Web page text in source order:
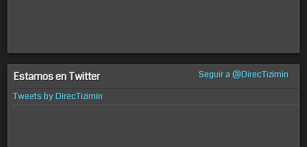
Estamos en Twitter
Seguir a @DirecTizimin
Tweets by DirecTizimin